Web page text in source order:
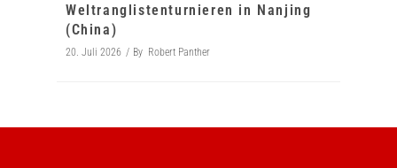
Weltranglistenturnieren in Nanjing
(China)
20. Juli 2026 By Robert Panther